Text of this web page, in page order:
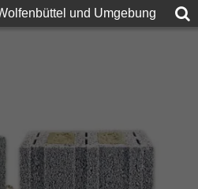
und Umgebung